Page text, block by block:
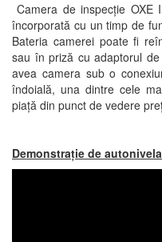
Camera de inspecție OXE
încorporată cu un timp de
Bateria camerei poate fi
sau în priză cu adaptorul
avea camera sub o
îndoială, una dintre cele
piață din punct de vedere
Demonstrație de